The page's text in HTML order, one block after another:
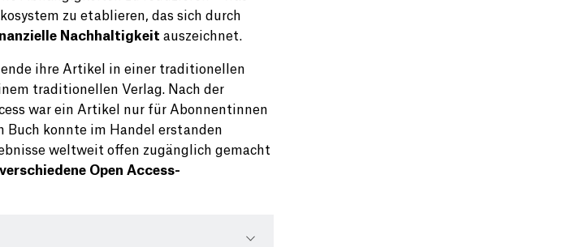
zu etablieren, das sich durch
Nachhaltigkeit auszeichnet.
ihre Artikel in einer traditionellen
traditionellen Verlag. Nach der
war ein Artikel nur für Abonnentinnen
Buch konnte im Handel erstanden
weltweit offen zugänglich gemacht
verschiedene Open Access-